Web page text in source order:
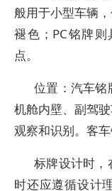
般用于小型车辆
褪色；PC铭牌
点。
位置：汽车铭
机舱内壁、副驾
观察和识别。客
标牌设计时，
时还应遵循设计